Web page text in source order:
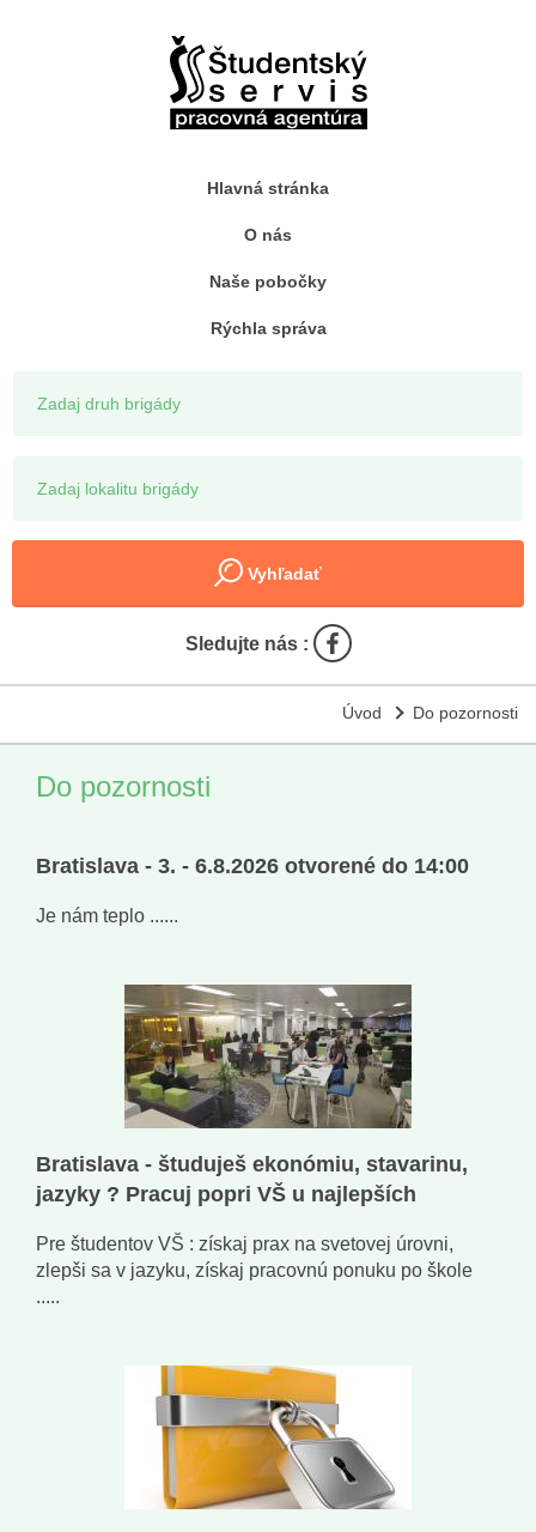
Hlavná stránka
O nás
Naše pobočky
Rýchla správa
Vyhľadať
Sledujte nás :
Úvod Do pozornosti
Do pozornosti
Bratislava - 3. - 6.8.2026 otvorené do 14:00
Je nám teplo ......
Bratislava - študuješ ekonómiu, stavarinu,
jazyky ? Pracuj popri VŠ u najlepších
Pre študentov VŠ : získaj prax na svetovej úrovni,
zlepši sa v jazyku, získaj pracovnú ponuku po škole
.....